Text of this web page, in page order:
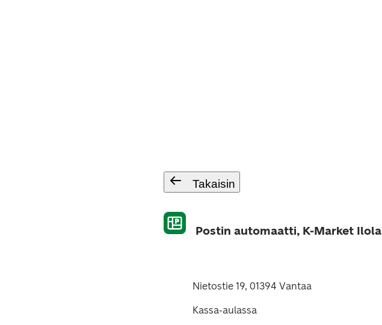
Takaisin
Postin automaatti, K-Market Ilola
Nietostie 19, 01394 Vantaa
Kassa-aulassa